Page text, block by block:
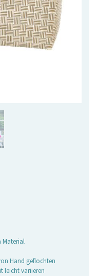
Material
Hand geflochten
leicht variieren